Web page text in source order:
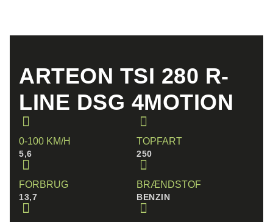
ARTEON TSI 280 R-
LINE DSG 4MOTION
0-100 KM/H
5,6
TOPFART
250
FORBRUG
13,7
BRÆNDSTOF
BENZIN